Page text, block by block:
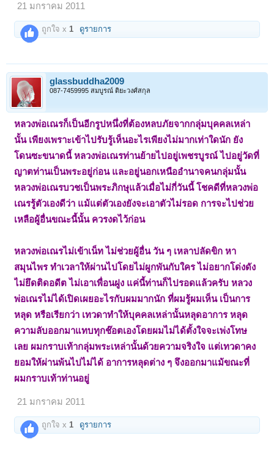
21 มกราคม 2011
ถูกใจ x 1 ดูรายการ
glassbuddha2009
087-7459995 สมบูรณ์ ติยะวงศ์สกุล
หลวงพ่อเณรก็เป็นอีกรูปหนึ่งที่ต้องหลบภัยจากกลุ่มบุคคลเหล่า
นั้น เพียงเพราะเข้าไปรับรู้เห็นอะไรเพียงไม่มากเท่าใดนัก ยัง
โดนซะขนาดนี้ หลวงพ่อเณรท่านย้ายไปอยู่เพชรบูรณ์ ไปอยู่วัดที่
ญาตท่านเป็นพระอยู่ก่อน และอยู่นอกเหนืออำนาจคนกลุ่มนั้น
หลวงพ่อเณรบวชเป็นพระภิกษุแล้วเมื่อไม่กี่วันนี้ โชคดีที่หลวงพ่อ
เณรรู้ตัวเองดีว่า แม้แต่ตัวเองยังจะเอาตัวไม่รอด การจะไปช่วย
เหลือผู้อื่นขณะนี้นั้น ควรงดไว้ก่อน
หลวงพ่อเณรไม่เข้าเน็ท ไม่ช่วยผู้อื่น วัน ๆ เหลาปลัดขิก หา
สมุนไพร ทำเวลาให้ผ่านไปโดยไม่ผูกพันกับใคร ไม่อยากโด่งดัง
ไม่ยึดติดอดีต ไม่เอาเพื่อนฝูง แค่นี้ท่านก็ไปรอดแล้วครับ หลวง
พ่อเณรไม่ได้เปิดเผยอะไรกับผมมากนัก ที่ผมรู้ผมเห็น เป็นการ
หลุด หรือเรียกว่า เทวดาทำให้บุคคลเหล่านั้นหลุดอาการ หลุด
ความลับออกมาแทบทุกช๊อตเองโดยผมไม่ได้ตั้งใจจะเพ่งโทษ
เลย ผมกราบเท้ากลุ่มพระเหล่านั้นด้วยความจริงใจ แต่เทวดาคง
ยอมให้ผ่านพ้นไปไม่ได้ อาการหลุดต่าง ๆ จึงออกมาแม้ขณะที่
ผมกราบเท้าท่านอยู่
21 มกราคม 2011
ถูกใจ x 1 ดูรายการ